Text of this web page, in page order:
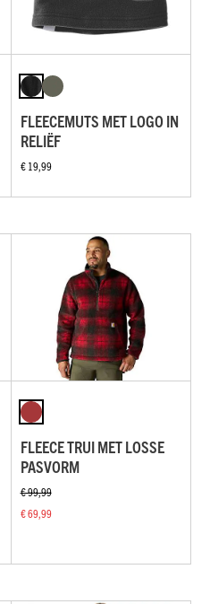
FLEECEMUTS MET LOGO IN
RELIËF
€ 19,99
FLEECE TRUI MET LOSSE
PASVORM
€ 99,99
€ 69,99